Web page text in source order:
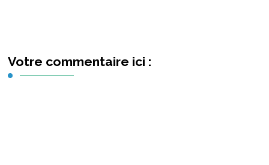
Votre commentaire ici :